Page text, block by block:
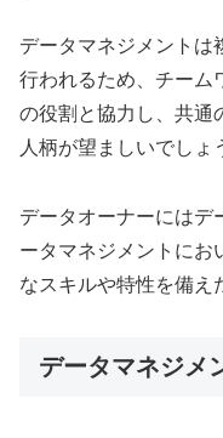
データマネジメントは
行われるため、チーム
の役割と協力し、共通
人柄が望ましいでしょ
データオーナーにはデ
ータマネジメントにお
なスキルや特性を備え
データマネジメ